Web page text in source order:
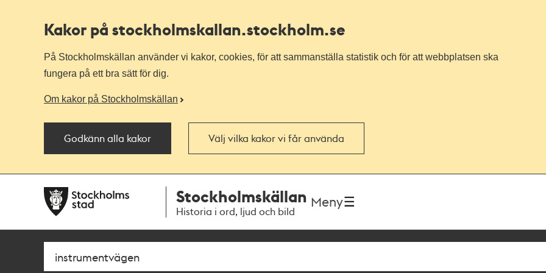
Kakor på stockholmskallan.stockholm.se
På Stockholmskällan använder vi kakor, cookies, för att sammanställa statistik och för att webbplatsen ska
fungera på ett bra sätt för dig.
Om kakor på Stockholmskällan
Godkänn alla kakor Välj vilka kakor vi får använda
navigationen
huvudinnehållet
Stockholmskällan
Historia i ord, ljud och bild
Meny
Sök